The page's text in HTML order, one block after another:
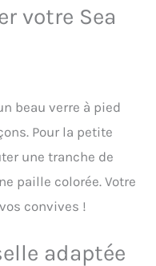
les cocktails
ou professionnels
les recettes
ou créatives, il
la préparation
tout en
du temps
se
en quelques
rapide au lave-
Compact et léger,
votre Sea
beau verre à pied
Pour la petite
une tranche de
paille colorée. Votre
convives !
adaptée